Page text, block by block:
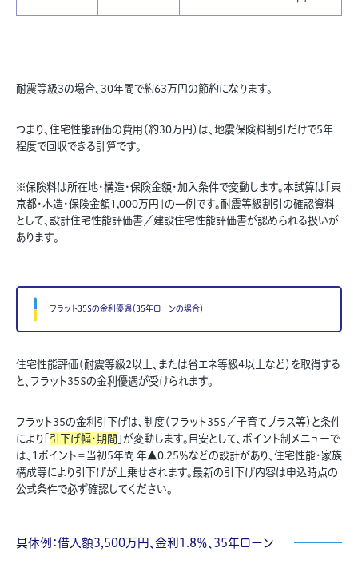
耐震等級3の場合、30年間で約63万円の節約になります。
つまり、住宅性能評価の費用（約30万円）は、地震保険料割引だけで5年
程度で回収できる計算です。
※保険料は所在地・構造・保険金額・加入条件で変動します。本試算は「東
京都・木造・保険金額1,000万円」の一例です。耐震等級割引の確認資料
として、設計住宅性能評価書／建設住宅性能評価書が認められる扱いが
あります。
フラット35Sの金利優遇（35年ローンの場合）
住宅性能評価（耐震等級2以上、または省エネ等級4以上など）を取得する
と、フラット35Sの金利優遇が受けられます。
フラット35の金利引下げは、制度（フラット35S／子育てプラス等）と条件
により「 引下げ幅・期間 」が変動します。目安として、ポイント制メニューで
は、1ポイント＝当初5年間 年▲0.25％などの設計があり、住宅性能・家族
構成等により引下げが上乗せされます。最新の引下げ内容は申込時点の
公式条件で必ず確認してください。
具体例：借入額3,500万円、金利1.8％、35年ローン